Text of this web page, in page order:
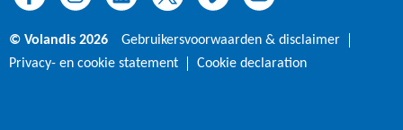
© Volandis 2026
Gebruikersvoorwaarden & disclaimer
Privacy- en cookie statement
Cookie declaration